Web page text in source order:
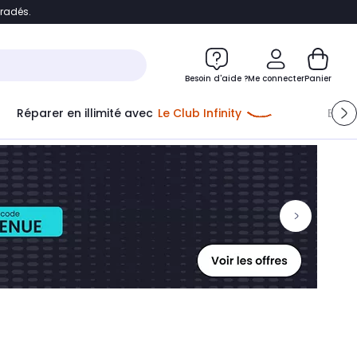
Besoin d'aide ?Me connecterPanier
Réparer en illimité avec Le Club Infinity